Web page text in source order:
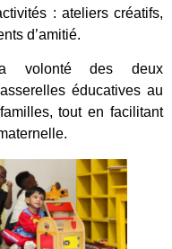
: ateliers créatifs,
d’amitié.
volonté des deux
éducatives au
tout en facilitant